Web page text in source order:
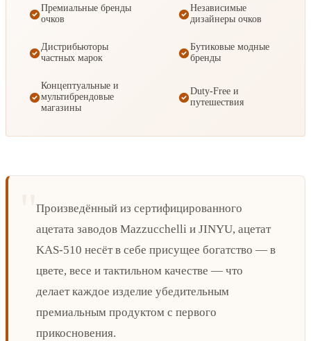
Произведённый из сертифицированного
ацетата заводов Mazzucchelli и JINYU, ацетат
KAS-510 несёт в себе присущее богатство — в
цвете, весе и тактильном качестве — что
делает каждое изделие убедительным
премиальным продуктом с первого
прикосновения.
Премиальные бренды
очков
Независимые
дизайнеры очков
Дистрибьюторы
частных марок
Бутиковые модные
бренды
Концептуальные и
мультибрендовые
магазины
Duty-Free и
путешествия